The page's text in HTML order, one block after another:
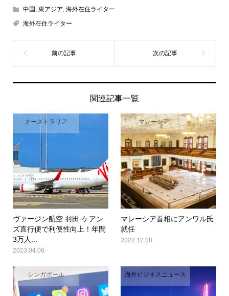
中国 東アジア 海外在住ライター
海外在住ライター
関連記事一覧
オーストラリア
ヴァージン航空 羽田-ケアン
ズ直行便で利便性向上！年間
3万人...
2023.04.06
マレーシア
マレーシア首相にアンワル氏
就任
2022.12.08
シンガポール 海外ビジネスニュース